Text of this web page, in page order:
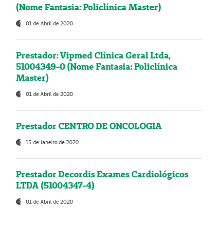
(Nome Fantasia: Policlínica Master)
01 de Abril de 2020
Prestador: Vipmed Clínica Geral Ltda,
51004349-0 (Nome Fantasia: Policlínica
Master)
01 de Abril de 2020
Prestador CENTRO DE ONCOLOGIA
15 de Janeiro de 2020
Prestador Decordis Exames Cardiológicos
LTDA (51004347-4)
01 de Abril de 2020